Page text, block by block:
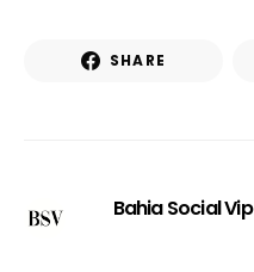
SHARE
Bahia Social Vip